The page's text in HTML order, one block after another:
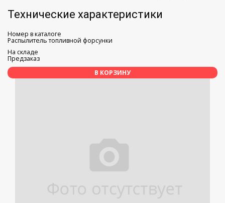
Технические характеристики
Номер в каталоге
Распылитель топливной форсунки
На складе
Предзаказ
В КОРЗИНУ